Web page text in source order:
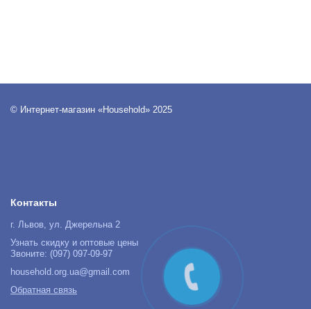
© Интернет-магазин «Household» 2025
Контакты
г. Львов, ул. Джерельна 2
Узнать скидку и оптовые цены
Звоните: (097) 097-09-97
household.org.ua@gmail.com
Обратная связь